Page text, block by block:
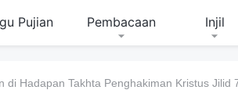
Pujian Pembacaan Injil
di Hadapan Takhta Penghakiman Kristus Jilid